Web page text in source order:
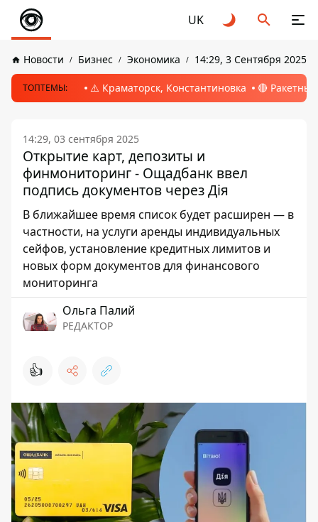
UK
Новости Бизнес Экономика 14:29, 3 Сентября 2025
ТОПТЕМЫ: ⚠️ Краматорск, Константиновка 🔴
14:29, 03 сентября 2025
Открытие карт, депозиты и
финмониторинг - Ощадбанк ввел
подпись документов через Дія
В ближайшее время список будет расширен — в
частности, на услуги аренды индивидуальных
сейфов, установление кредитных лимитов и
новых форм документов для финансового
мониторинга
Ольга Палий
РЕДАКТОР
👍